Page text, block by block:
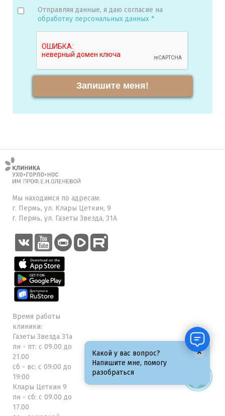
Отправляя данные, я даю согласие на
обработку персональных данных *
Запишите меня!
Мы находимся по адресам:
г. Пермь, ул. Клары Цеткин, 9
г. Пермь, ул. Газеты Звезда, 31А
Время работы
клиники:
Газеты Звезда 31а
пн - пт: с 09.00 до
21.00
сб - вс: с 09:00 до
19:00
Клары Цеткин 9
пн - сб: с 09.00 до
17.00
Какой у вас вопрос?
Напишите мне, помогу
разобраться
×